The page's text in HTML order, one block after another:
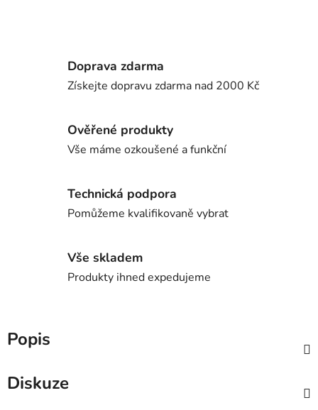
Doprava zdarma
Získejte dopravu zdarma nad 2000 Kč
Ověřené produkty
Vše máme ozkoušené a funkční
Technická podpora
Pomůžeme kvalifikovaně vybrat
Vše skladem
Produkty ihned expedujeme
Popis
Diskuze